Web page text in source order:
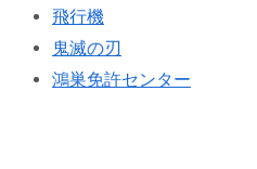
飛行機
鬼滅の刃
鴻巣免許センター